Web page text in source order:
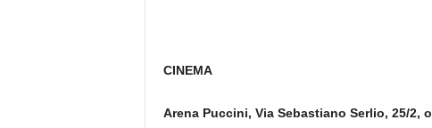
CINEMA
Arena Puccini, Via Sebastiano Serlio, 25/2,